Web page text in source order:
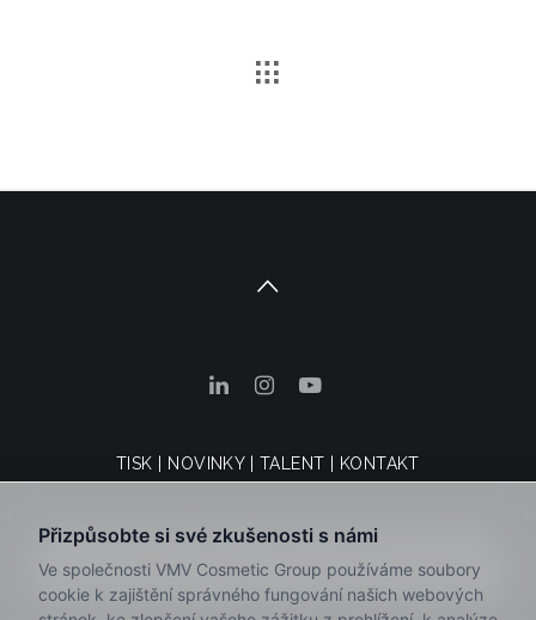
TISK | NOVINKY| TALENT | KONTAKT
Právní upozornění| Zásady ochrany osobních údajů
Politika kvality|Zásady používání souborů cookie |Kodex
etiky a chování| Kanál pro stížnosti|Podmínky prodeje